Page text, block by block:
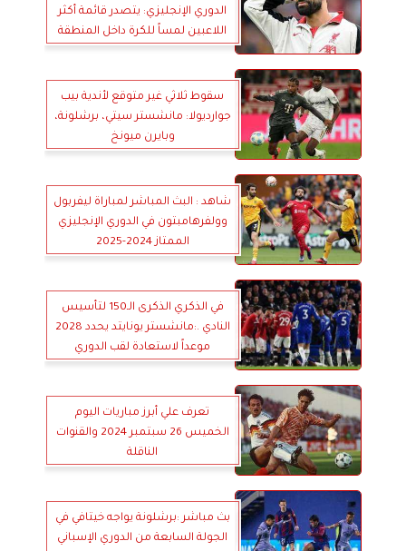
الدوري الإنجليزي: يتصدر قائمة أكثر
اللاعبين لمساً للكرة داخل المنطقة
سقوط ثلاثي غير متوقع لأندية بيب
جوارديولا: مانشستر سيتي، برشلونة،
وبايرن ميونخ
شاهد : البث المباشر لمباراة ليفربول
وولفرهامبتون في الدوري الإنجليزي
الممتاز 2024-2025
في الذكري الذكرى الـ150 لتأسيس
النادي .:مانشستر يونايتد يحدد 2028
موعداً لاستعادة لقب الدوري
تعرف علي أبرز مباريات اليوم
الخميس 26 سبتمبر 2024 والقنوات
الناقلة
بث مباشر :برشلونة يواجه خيتافي في
الجولة السابعة من الدوري الإسباني